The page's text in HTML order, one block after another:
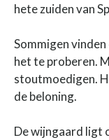
hete zuiden van
Sommigen
het te proberen.
stoutmoedigen.
de beloning.
De wijngaard ligt